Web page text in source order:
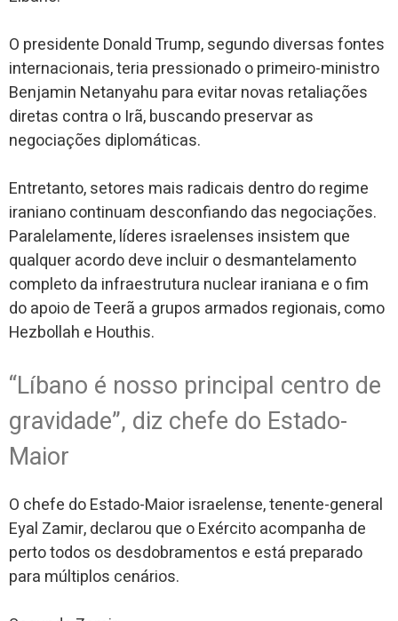
O presidente Donald Trump, segundo diversas fontes
internacionais, teria pressionado o primeiro-ministro
Benjamin Netanyahu para evitar novas retaliações
diretas contra o Irã, buscando preservar as
negociações diplomáticas.
Entretanto, setores mais radicais dentro do regime
iraniano continuam desconfiando das negociações.
Paralelamente, líderes israelenses insistem que
qualquer acordo deve incluir o desmantelamento
completo da infraestrutura nuclear iraniana e o fim
do apoio de Teerã a grupos armados regionais, como
Hezbollah e Houthis.
“Líbano é nosso principal centro de
gravidade”, diz chefe do Estado-
Maior
O chefe do Estado-Maior israelense, tenente-general
Eyal Zamir, declarou que o Exército acompanha de
perto todos os desdobramentos e está preparado
para múltiplos cenários.